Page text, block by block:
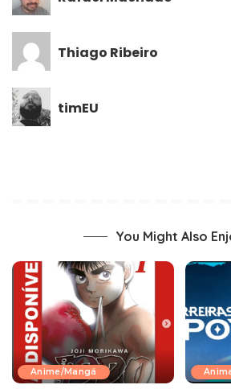
Thiago Ribeiro
timEU
You Might Also
Anime/Mangá